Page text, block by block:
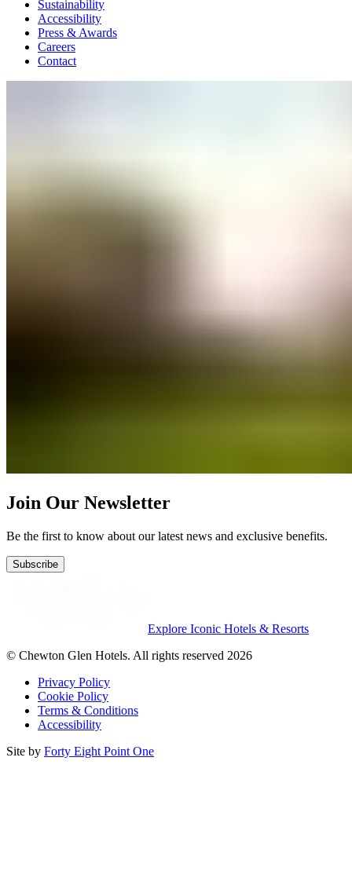
Sustainability
Accessibility
Press & Awards
Careers
Contact
Join Our Newsletter
Be the first to know about our latest news and exclusive benefits.
Subscribe
Explore Iconic Hotels & Resorts
© Chewton Glen Hotels. All rights reserved 2026
Privacy Policy
Cookie Policy
Terms & Conditions
Accessibility
Site by Forty Eight Point One